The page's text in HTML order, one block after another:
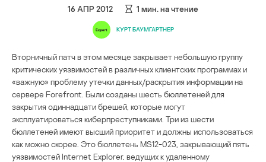
16 АПР 2012 1 мин. на чтение
КУРТ БАУМГАРТНЕР
Вторничный патч в этом месяце закрывает небольшую группу
критических уязвимостей в различных клиентских программах и
«важную» проблему утечки данных/раскрытия информации на
сервере Forefront. Были созданы шесть бюллетеней для
закрытия одиннадцати брешей, которые могут
эксплуатироваться киберпреступниками. Три из шести
бюллетеней имеют высший приоритет и должны использоваться
как можно скорее. Это бюллетень MS12-023, закрывающий пять
уязвимостей Internet Explorer, ведущих к удаленному